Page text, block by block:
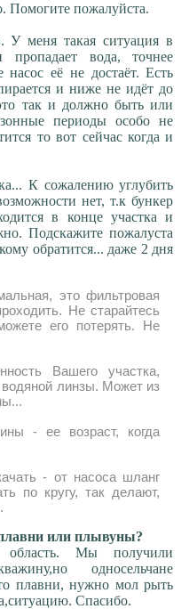
Помогите пожалуйста.
У меня такая ситуация в
вода, точнее
насос её не достаёт. Есть
и ниже не идёт до
так и должно быть или
периоды особо не
то вот сейчас когда и
К сожалению углубить
нет, т.к бункер
в конце участка и
Подскажите пожалуста
обратится... даже 2 дня
это фильтровая
Не старайтесь
его потерять. Не
Вашего участка,
линзы. Может из
- ее возраст, когда
- от насоса шланг
по кругу, так делают,
или плывуны?
Мы получили
односельчане
плавни, нужно мол рыть
Спасибо.